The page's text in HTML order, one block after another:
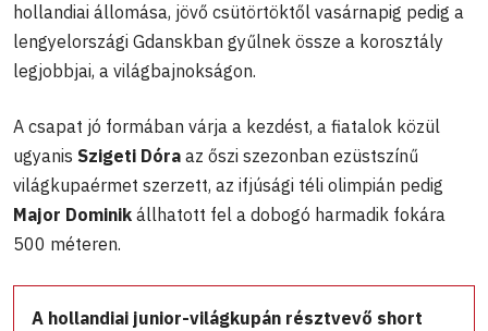
hollandiai állomása, jövő csütörtöktől vasárnapig pedig a
lengyelországi Gdanskban gyűlnek össze a korosztály
legjobbjai, a világbajnokságon.
A csapat jó formában várja a kezdést, a fiatalok közül
ugyanis Szigeti Dóra az őszi szezonban ezüstszínű
világkupaérmet szerzett, az ifjúsági téli olimpián pedig
Major Dominik állhatott fel a dobogó harmadik fokára
500 méteren.
A hollandiai junior-világkupán résztvevő short